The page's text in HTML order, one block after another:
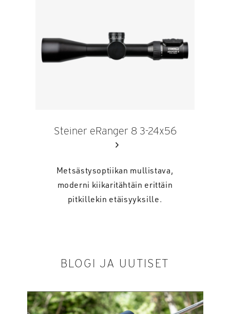
Steiner eRanger 8 3-24x56
Metsästysoptiikan mullistava,
moderni kiikaritähtäin erittäin
pitkillekin etäisyyksille.
BLOGI JA UUTISET